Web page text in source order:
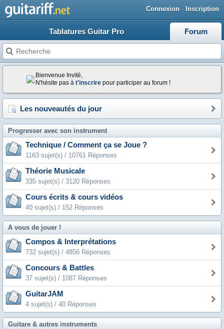
Connexion · Inscription
Tablatures Guitar Pro Forum
Bienvenue Invité,
N'hésite pas à t'inscrire pour participer au forum !
Les nouveautés du jour
Progresser avec son instrument
Technique / Comment ça se Joue ?
1163 sujet(s) / 10761 Réponses
Théorie Musicale
335 sujet(s) / 3120 Réponses
Cours écrits & cours vidéos
40 sujet(s) / 152 Réponses
A vous de jouer !
Compos & Interprétations
732 sujet(s) / 4856 Réponses
Concours & Battles
37 sujet(s) / 1087 Réponses
GuitarJAM
4 sujet(s) / 40 Réponses
Guitare & autres instruments